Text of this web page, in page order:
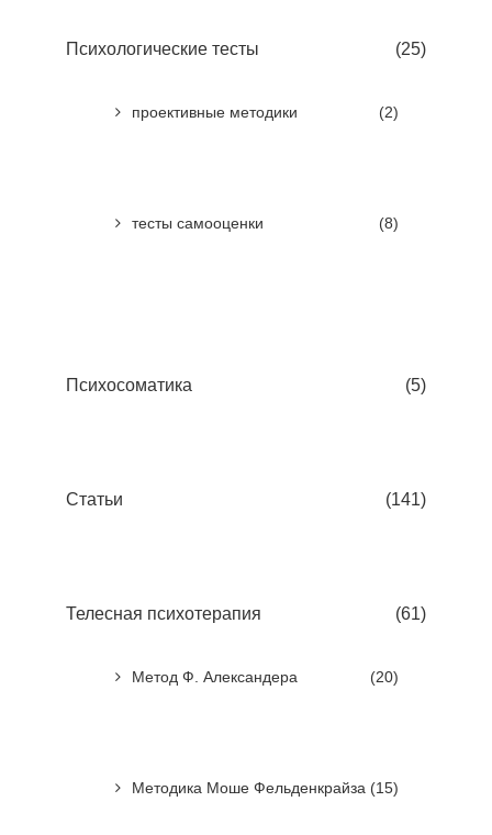
Психологические тесты (25)
проективные методики (2)
тесты самооценки (8)
Психосоматика (5)
Статьи (141)
Телесная психотерапия (61)
Метод Ф. Александера (20)
Методика Моше Фельденкрайза (15)